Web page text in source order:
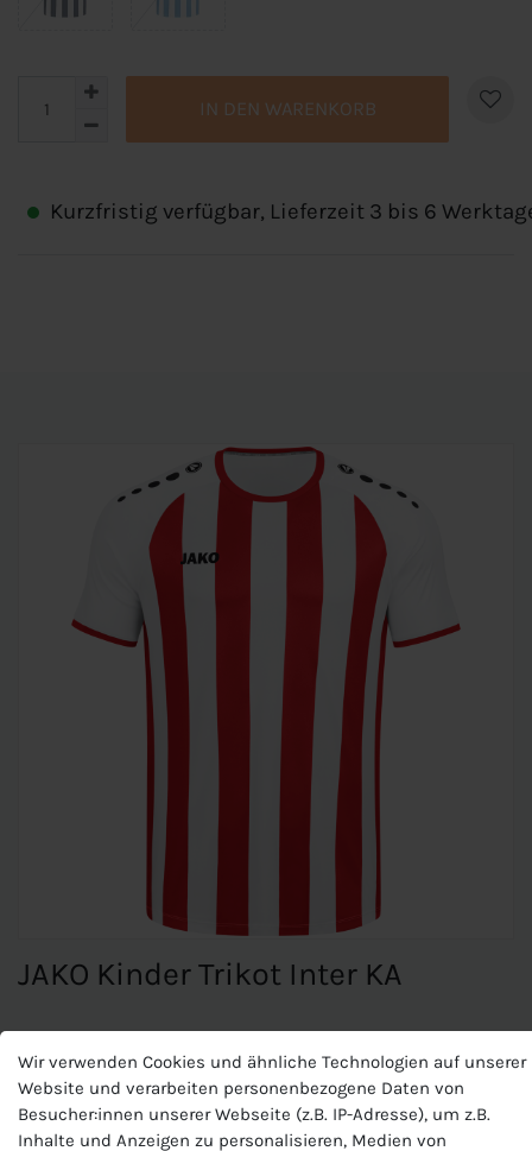
IN DEN WARENKORB
Kurzfristig verfügbar, Lieferzeit 3 bis 6
JAKO Kinder Trikot Inter KA
JAKO Kinder Trikot Inter KA
Materialart:Polyester-Interlock
Zusammensetzung: 100 % Polyester (recycelt)
Wir verwenden Cookies und ähnliche Technologien auf unserer
Website und verarbeiten personenbezogene Daten von
Besucher:innen unserer Webseite (z.B. IP-Adresse), um z.B.
Inhalte und Anzeigen zu personalisieren, Medien von